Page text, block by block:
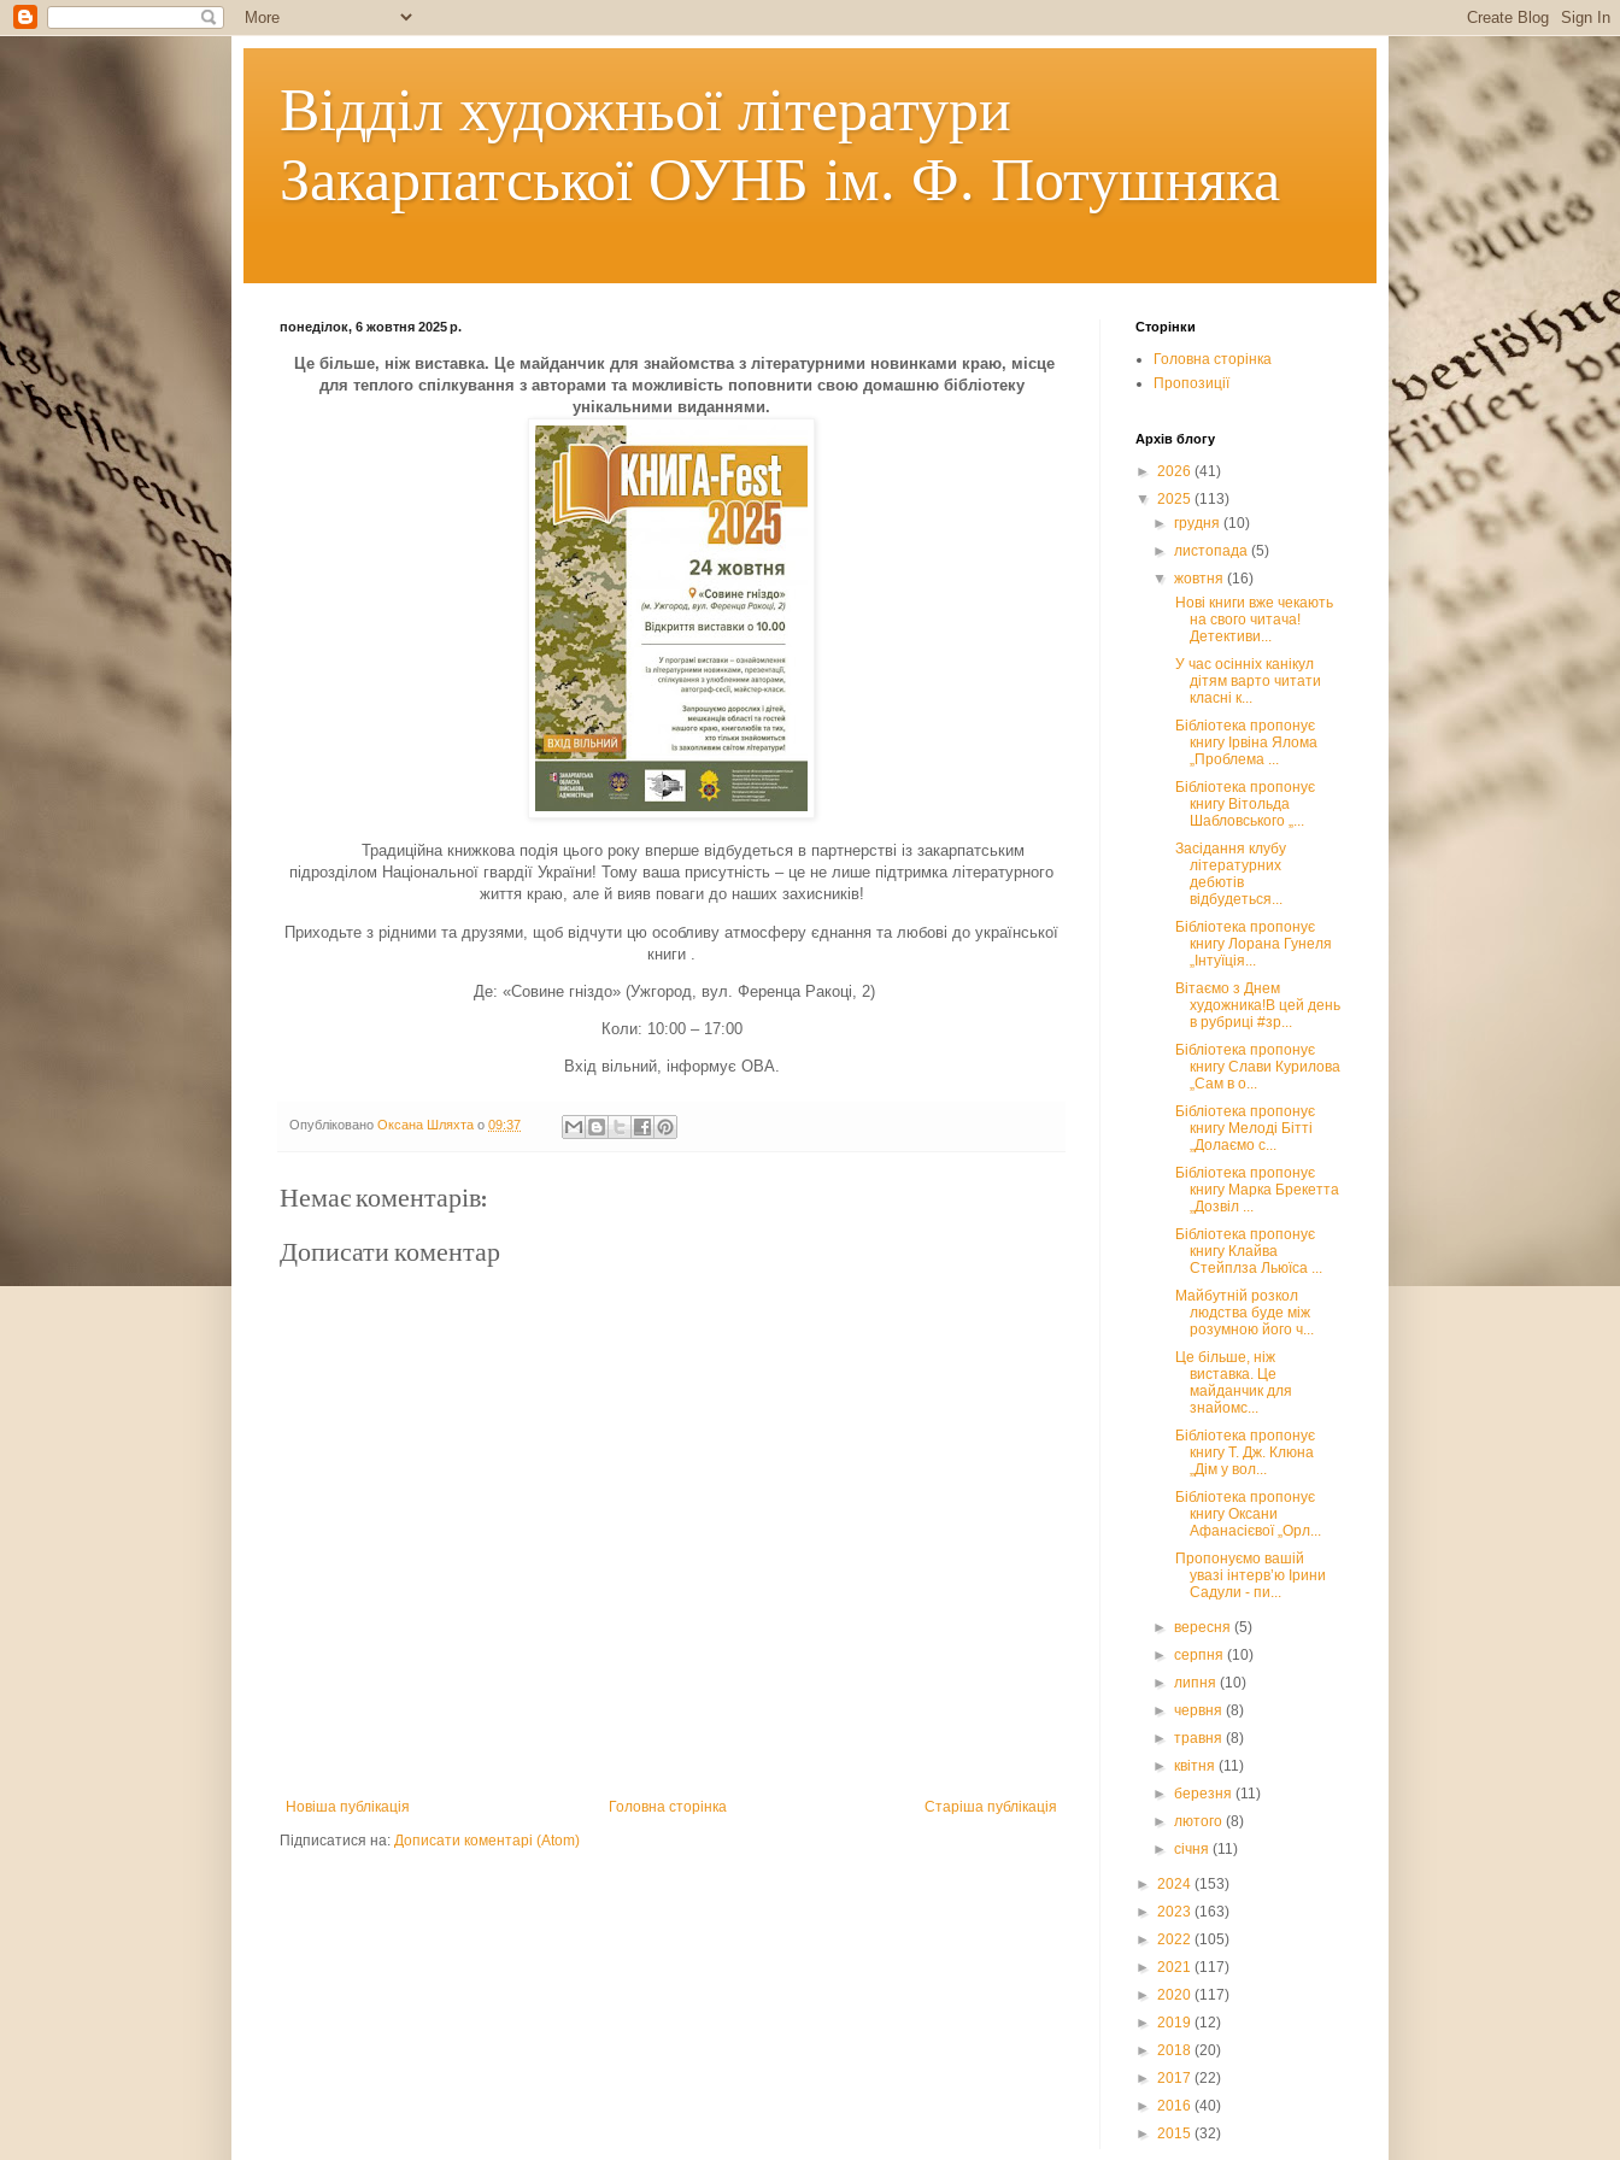
Відділ художньої літератури
Закарпатської ОУНБ ім. Ф. Потушняка
понеділок, 6 жовтня 2025 р.
Це більше, ніж виставка. Це майданчик для знайомства з літературними новинками краю, місце
для теплого спілкування з авторами та можливість поповнити свою домашню бібліотеку
унікальними виданнями.
Традиційна книжкова подія цього року вперше відбудеться в партнерстві із закарпатським
підрозділом Національної гвардії України! Тому ваша присутність – це не лише підтримка літературного
життя краю, але й вияв поваги до наших захисників!
Приходьте з рідними та друзями, щоб відчути цю особливу атмосферу єднання та любові до української
книги .
Де: «Совине гніздо» (Ужгород, вул. Ференца Ракоці, 2)
Коли: 10:00 – 17:00
Вхід вільний, інформує ОВА.
Опубліковано Оксана Шляхта о 09:37
Немає коментарів:
Дописати коментар
Новіша публікація Старіша публікація
Головна сторінка
Підписатися на: Дописати коментарі (Atom)
Сторінки
Головна сторінка
Пропозиції
Архів блогу
► 2026 (41)
▼ 2025 (113)
►грудня(10)
►листопада(5)
▼жовтня(16)
Нові книги вже чекають
на свого читача!
Детективи...
У час осінніх канікул
дітям варто читати
класні к...
Бібліотека пропонує
книгу Ірвіна Ялома
„Проблема ...
Бібліотека пропонує
книгу Вітольда
Шабловського „...
Засідання клубу
літературних
дебютів
відбудеться...
Бібліотека пропонує
книгу Лорана Гунеля
„Інтуїція...
Вітаємо з Днем
художника!В цей день
в рубриці #зр...
Бібліотека пропонує
книгу Слави Курилова
„Сам в о...
Бібліотека пропонує
книгу Мелоді Бітті
„Долаємо с...
Бібліотека пропонує
книгу Марка Брекетта
„Дозвіл ...
Бібліотека пропонує
книгу Клайва
Стейплза Льюїса ...
Майбутній розкол
людства буде між
розумною його ч...
Це більше, ніж
виставка. Це
майданчик для
знайомс...
Бібліотека пропонує
книгу Т. Дж. Клюна
„Дім у вол...
Бібліотека пропонує
книгу Оксани
Афанасієвої „Орл...
Пропонуємо вашій
увазі інтерв’ю Ірини
Садули - пи...
►вересня(5)
►серпня(10)
►липня(10)
►червня(8)
►травня(8)
►квітня(11)
►березня(11)
►лютого(8)
►січня(11)
► 2024 (153)
► 2023 (163)
► 2022 (105)
► 2021 (117)
► 2020 (117)
► 2019 (12)
► 2018 (20)
► 2017 (22)
► 2016 (40)
► 2015 (32)